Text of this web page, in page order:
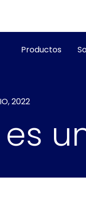
Productos
2022